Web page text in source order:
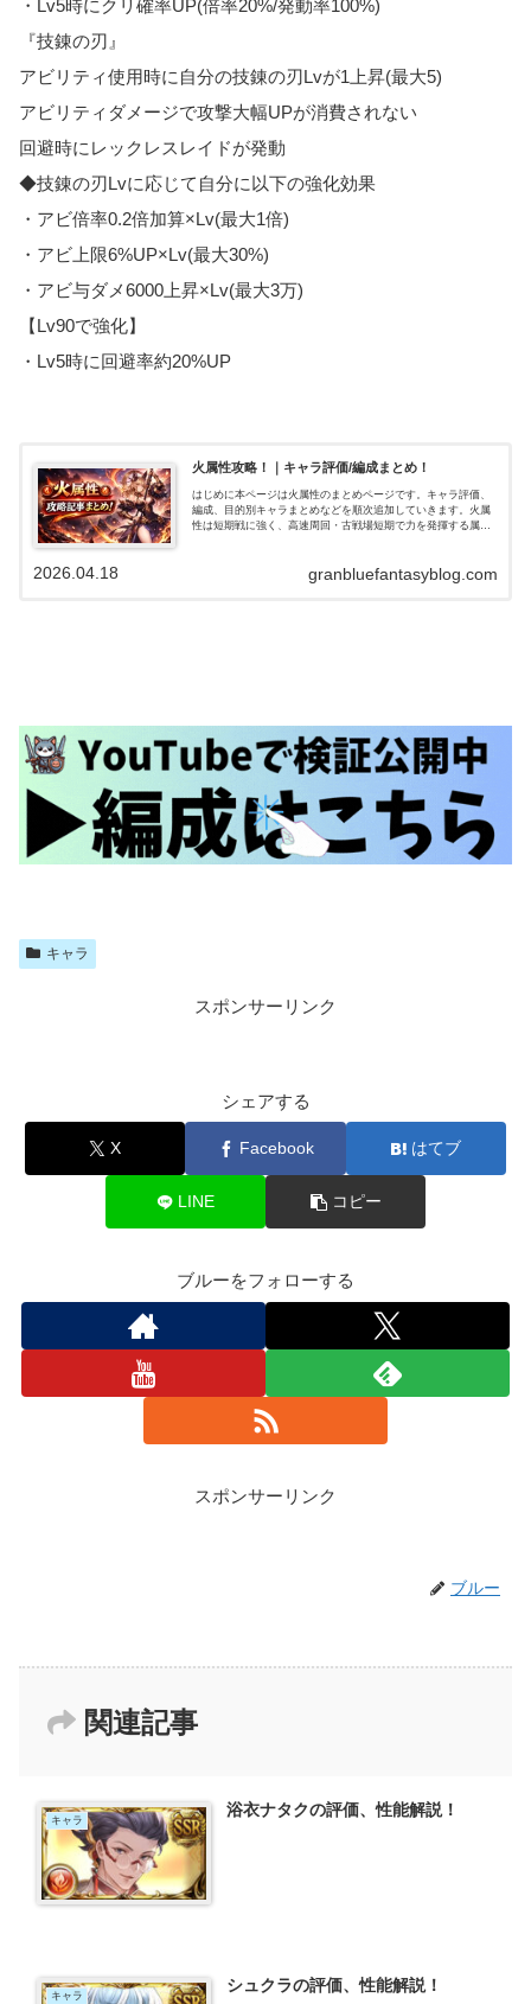
・Lv5時にクリ確率UP(倍率20%/発動率100%)
『技錬の刃』
アビリティ使用時に自分の技錬の刃Lvが1上昇(最大5)
アビリティダメージで攻撃大幅UPが消費されない
回避時にレックレスレイドが発動
◆技錬の刃Lvに応じて自分に以下の強化効果
・アビ倍率0.2倍加算×Lv(最大1倍)
・アビ上限6%UP×Lv(最大30%)
・アビ与ダメ6000上昇×Lv(最大3万)
【Lv90で強化】
・Lv5時に回避率約20%UP
火属性攻略！｜キャラ評価/編成まとめ！
はじめに本ページは火属性のまとめページです。キャラ評価、
編成、目的別キャラまとめなどを順次追加していきます。火属
性は短期戦に強く、高速周回・古戦場短期で力を発揮する属性
granbluefantasyblog.com
2026.04.18
キャラ
スポンサーリンク
シェアする
X Facebook はてブ
LINE コピー
ブルーをフォローする
スポンサーリンク
ブルー
関連記事
キャラ
浴衣ナタクの評価、性能解説！
キャラ
シュクラの評価、性能解説！